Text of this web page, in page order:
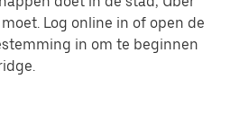
Log online in of open de
in om te beginnen